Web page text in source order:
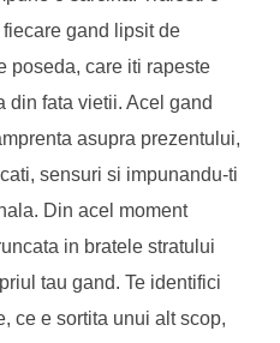
gand lipsit de
poseda, care iti rapeste
din fata vietii. Acel gand
asupra prezentului,
sensuri si impunandu-ti
Din acel moment
in bratele stratului
tau gand. Te identifici
ce e sortita unui alt scop,